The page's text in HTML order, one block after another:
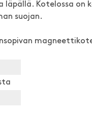
läpällä. Kotelossa
suojan.